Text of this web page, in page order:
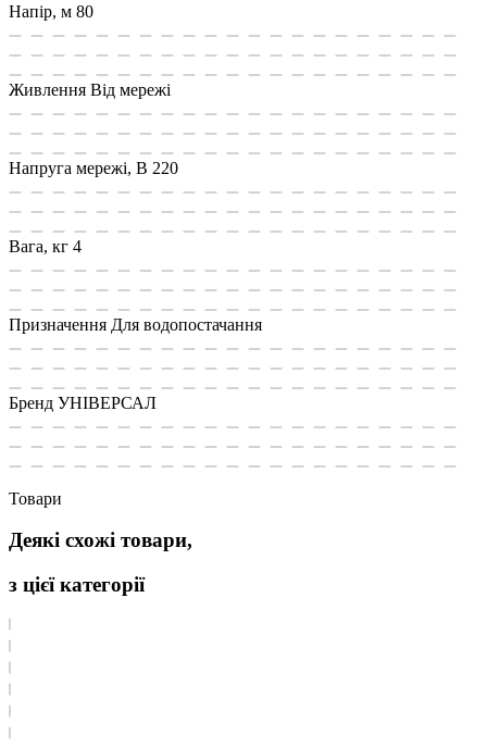
Напір, м 80
Живлення Від мережі
Напруга мережі, В 220
Вага, кг 4
Призначення Для водопостачання
Бренд УНІВЕРСАЛ
Товари
Деякі схожі товари,
з цієї категорії